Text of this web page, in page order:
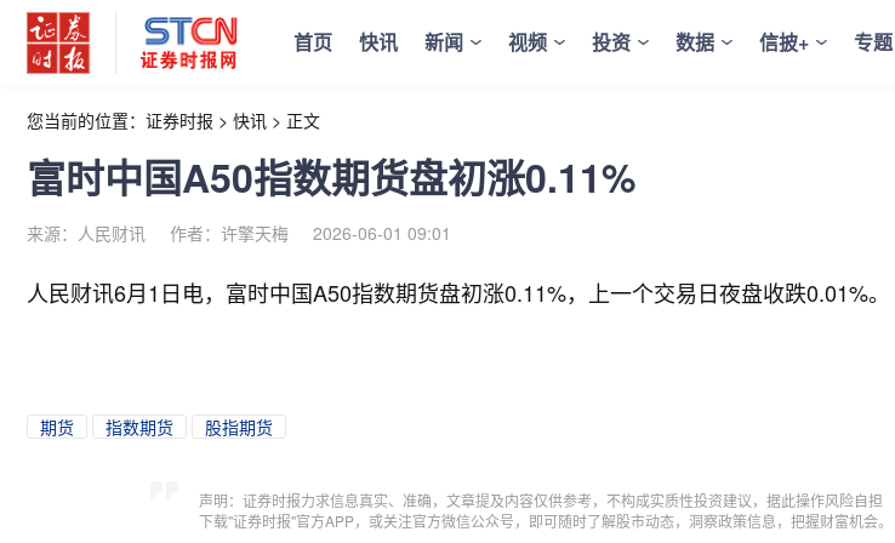
首页 快讯 新闻 视频 投资 数据 信披+ 专题
您当前的位置： 证券时报 > 快讯 > 正文
富时中国A50指数期货盘初涨0.11%
来源：人民财讯 作者：许擎天梅 2026-06-01 09:01
人民财讯6月1日电， 富时中国A50指数期货盘初涨0.11%，上一个交易日夜盘收跌0.01%。
期货 指数期货 股指期货
声明：证券时报力求信息真实、准确，文章提及内容仅供参考，不构成实质性投资建议，据此操作风险自担
下载"证券时报"官方APP，或关注官方微信公众号，即可随时了解股市动态，洞察政策信息，把握财富机会。